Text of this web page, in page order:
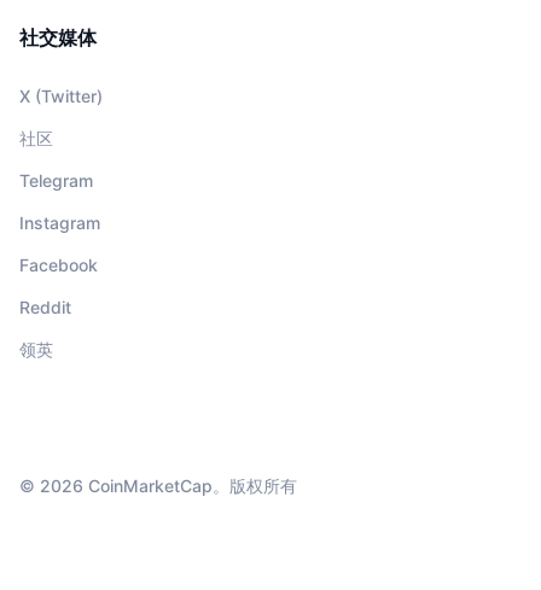
社交媒体
X (Twitter)
社区
Telegram
Instagram
Facebook
Reddit
领英
© 2026 CoinMarketCap。版权所有